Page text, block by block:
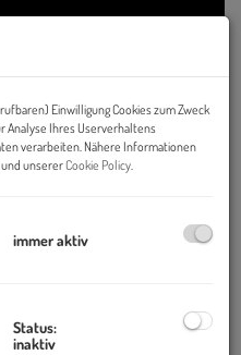
Einwilligung Cookies zum Zweck
Analyse Ihres Userverhaltens
verarbeiten. Nähere Informationen
und unsererCookie Policy.
immer aktiv
Status:
inaktiv